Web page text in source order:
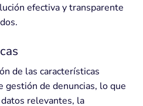
efectiva y transparente
de las características
gestión de denuncias, lo que
relevantes, la